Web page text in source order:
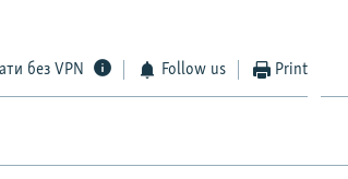
без VPN Follow us Print